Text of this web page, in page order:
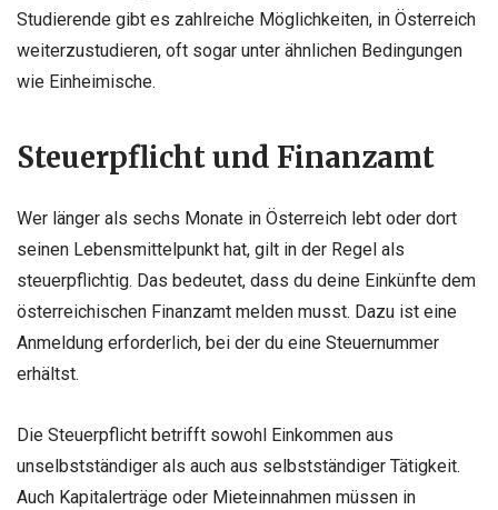
Studierende gibt es zahlreiche Möglichkeiten, in Österreich
weiterzustudieren, oft sogar unter ähnlichen Bedingungen
wie Einheimische.
Steuerpflicht und Finanzamt
Wer länger als sechs Monate in Österreich lebt oder dort
seinen Lebensmittelpunkt hat, gilt in der Regel als
steuerpflichtig. Das bedeutet, dass du deine Einkünfte dem
österreichischen Finanzamt melden musst. Dazu ist eine
Anmeldung erforderlich, bei der du eine Steuernummer
erhältst.
Die Steuerpflicht betrifft sowohl Einkommen aus
unselbstständiger als auch aus selbstständiger Tätigkeit.
Auch Kapitalerträge oder Mieteinnahmen müssen in